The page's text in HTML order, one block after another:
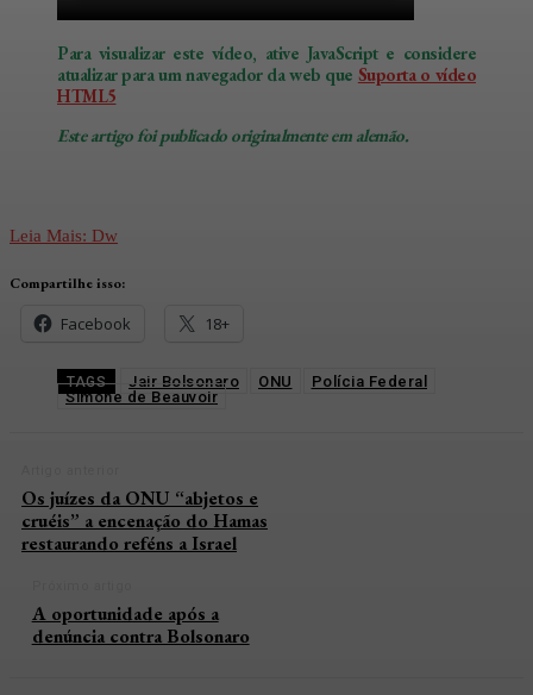
Para visualizar este vídeo, ative JavaScript e considere
atualizar para um navegador da web que Suporta o vídeo
HTML5
Este artigo foi publicado originalmente em alemão.
Leia Mais: Dw
Compartilhe isso:
Facebook 18+
TAGS Jair Bolsonaro ONU
Polícia Federal
Simone de Beauvoir
Os juízes da ONU “abjetos e
cruéis” a encenação do Hamas
restaurando reféns a Israel
A oportunidade após a
denúncia contra Bolsonaro